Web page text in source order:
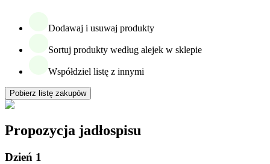
Dodawaj i usuwaj produkty
Sortuj produkty według alejek w sklepie
Współdziel listę z innymi
Pobierz listę zakupów
Propozycja jadłospisu
Dzień 1